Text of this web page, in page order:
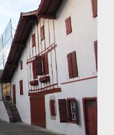
de la sierra. Una vez
archivo de
, custodiadas
del público en
punto. En este
Ojanguren ,
fondo...